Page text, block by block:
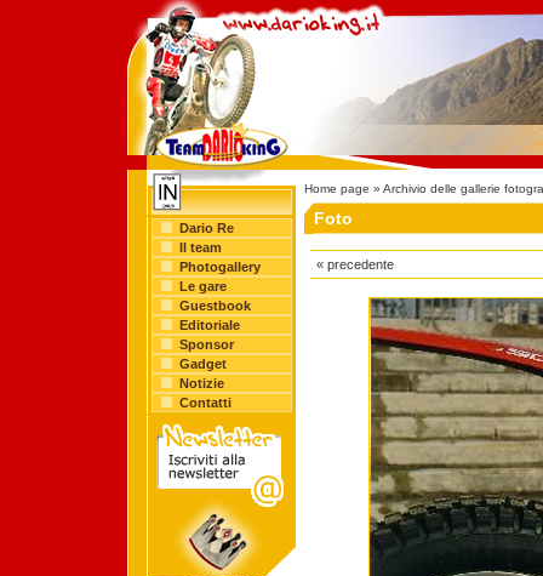
Dario Re
Il team
Photogallery
Le gare
Guestbook
Editoriale
Sponsor
Gadget
Notizie
Contatti
Home page » Archivio delle gallerie
Foto
« precedente